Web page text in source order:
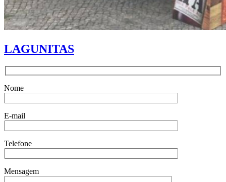
LAGUNITAS
Nome
E-mail
Telefone
Mensagem